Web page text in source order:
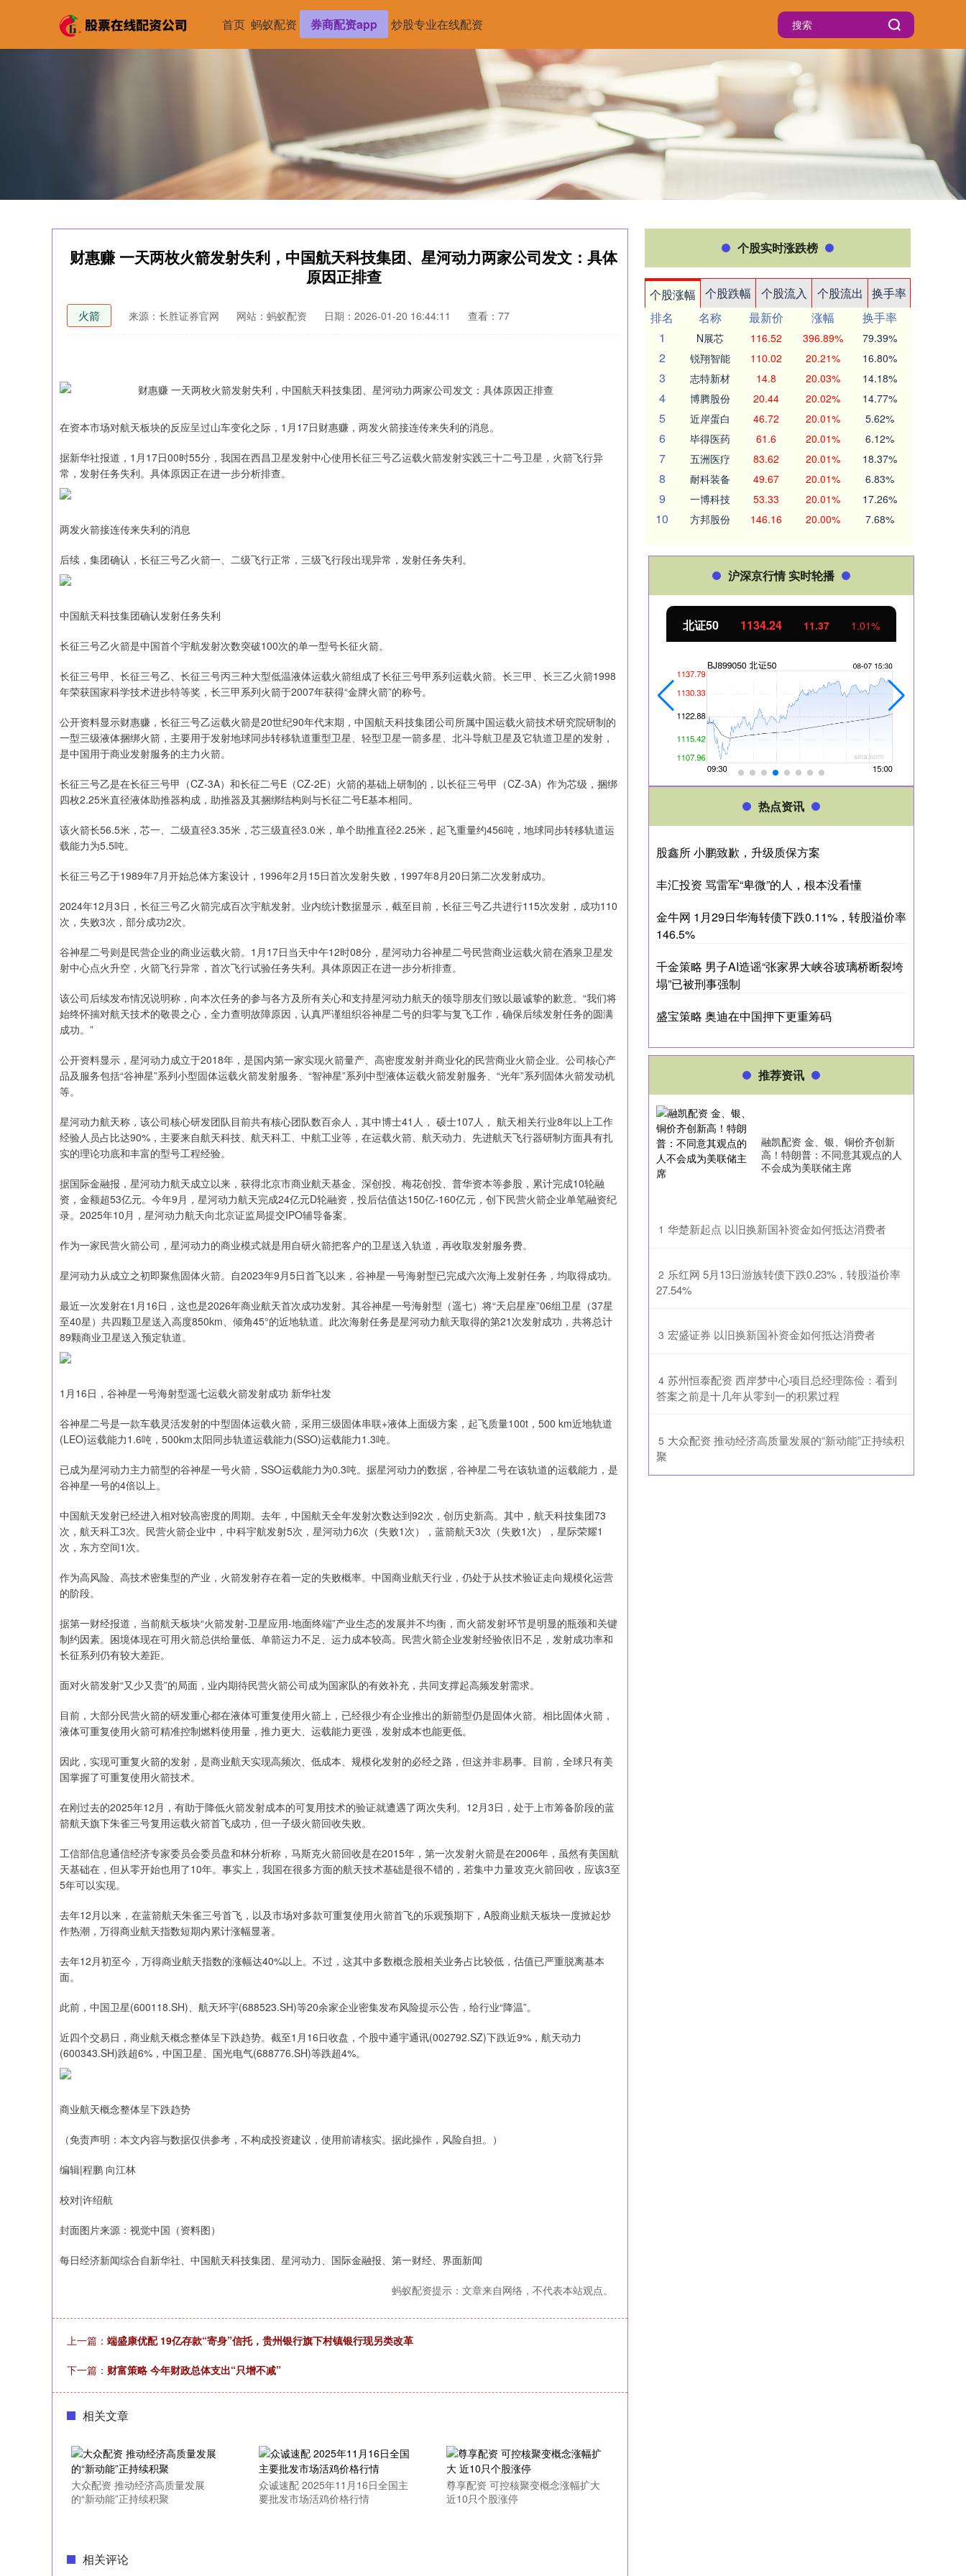
首页 蚂蚁配资 券商配资app 炒股专业在线配资
财惠赚 一天两枚火箭发射失利，中国航天科技集团、星河动力两家公司发文：具体
原因正排查
火箭 来源：长胜证券官网 网站：蚂蚁配资 日期：2026-01-20 16:44:11 查看：77
在资本市场对航天板块的反应呈过山车变化之际，1月17日财惠赚，两发火箭接连传来失利的消息。
据新华社报道，1月17日00时55分，我国在西昌卫星发射中心使用长征三号乙运载火箭发射实践三十二号卫星，火箭飞行异
常，发射任务失利。具体原因正在进一步分析排查。
两发火箭接连传来失利的消息
后续，集团确认，长征三号乙火箭一、二级飞行正常，三级飞行段出现异常，发射任务失利。
中国航天科技集团确认发射任务失利
长征三号乙火箭是中国首个宇航发射次数突破100次的单一型号长征火箭。
长征三号甲、长征三号乙、长征三号丙三种大型低温液体运载火箭组成了长征三号甲系列运载火箭。长三甲、长三乙火箭1998
年荣获国家科学技术进步特等奖，长三甲系列火箭于2007年获得“金牌火箭”的称号。
公开资料显示财惠赚，长征三号乙运载火箭是20世纪90年代末期，中国航天科技集团公司所属中国运载火箭技术研究院研制的
一型三级液体捆绑火箭，主要用于发射地球同步转移轨道重型卫星、轻型卫星一箭多星、北斗导航卫星及它轨道卫星的发射，
是中国用于商业发射服务的主力火箭。
长征三号乙是在长征三号甲（CZ-3A）和长征二号E（CZ-2E）火箭的基础上研制的，以长征三号甲（CZ-3A）作为芯级，捆绑
四枚2.25米直径液体助推器构成，助推器及其捆绑结构则与长征二号E基本相同。
该火箭长56.5米，芯一、二级直径3.35米，芯三级直径3.0米，单个助推直径2.25米，起飞重量约456吨，地球同步转移轨道运
载能力为5.5吨。
长征三号乙于1989年7月开始总体方案设计，1996年2月15日首次发射失败，1997年8月20日第二次发射成功。
2024年12月3日，长征三号乙火箭完成百次宇航发射。业内统计数据显示，截至目前，长征三号乙共进行115次发射，成功110
次，失败3次，部分成功2次。
谷神星二号则是民营企业的商业运载火箭。1月17日当天中午12时08分，星河动力谷神星二号民营商业运载火箭在酒泉卫星发
射中心点火升空，火箭飞行异常，首次飞行试验任务失利。具体原因正在进一步分析排查。
该公司后续发布情况说明称，向本次任务的参与各方及所有关心和支持星河动力航天的领导朋友们致以最诚挚的歉意。“我们将
始终怀揣对航天技术的敬畏之心，全力查明故障原因，认真严谨组织谷神星二号的归零与复飞工作，确保后续发射任务的圆满
成功。”
公开资料显示，星河动力成立于2018年，是国内第一家实现火箭量产、高密度发射并商业化的民营商业火箭企业。公司核心产
品及服务包括“谷神星”系列小型固体运载火箭发射服务、“智神星”系列中型液体运载火箭发射服务、“光年”系列固体火箭发动机
等。
星河动力航天称，该公司核心研发团队目前共有核心团队数百余人，其中博士41人， 硕士107人， 航天相关行业8年以上工作
经验人员占比达90%，主要来自航天科技、航天科工、中航工业等，在运载火箭、航天动力、先进航天飞行器研制方面具有扎
实的理论功底和丰富的型号工程经验。
据国际金融报，星河动力航天成立以来，获得北京市商业航天基金、深创投、梅花创投、普华资本等参股，累计完成10轮融
资，金额超53亿元。今年9月，星河动力航天完成24亿元D轮融资，投后估值达150亿-160亿元，创下民营火箭企业单笔融资纪
录。2025年10月，星河动力航天向北京证监局提交IPO辅导备案。
作为一家民营火箭公司，星河动力的商业模式就是用自研火箭把客户的卫星送入轨道，再收取发射服务费。
星河动力从成立之初即聚焦固体火箭。自2023年9月5日首飞以来，谷神星一号海射型已完成六次海上发射任务，均取得成功。
最近一次发射在1月16日，这也是2026年商业航天首次成功发射。其谷神星一号海射型（遥七）将“天启星座”06组卫星（37星
至40星）共四颗卫星送入高度850km、倾角45°的近地轨道。此次海射任务是星河动力航天取得的第21次发射成功，共将总计
89颗商业卫星送入预定轨道。
1月16日，谷神星一号海射型遥七运载火箭发射成功 新华社发
谷神星二号是一款车载灵活发射的中型固体运载火箭，采用三级固体串联+液体上面级方案，起飞质量100t，500 km近地轨道
(LEO)运载能力1.6吨，500km太阳同步轨道运载能力(SSO)运载能力1.3吨。
已成为星河动力主力箭型的谷神星一号火箭，SSO运载能力为0.3吨。据星河动力的数据，谷神星二号在该轨道的运载能力，是
谷神星一号的4倍以上。
中国航天发射已经进入相对较高密度的周期。去年，中国航天全年发射次数达到92次，创历史新高。其中，航天科技集团73
次，航天科工3次。民营火箭企业中，中科宇航发射5次，星河动力6次（失败1次），蓝箭航天3次（失败1次），星际荣耀1
次，东方空间1次。
作为高风险、高技术密集型的产业，火箭发射存在着一定的失败概率。中国商业航天行业，仍处于从技术验证走向规模化运营
的阶段。
据第一财经报道，当前航天板块“火箭发射-卫星应用-地面终端”产业生态的发展并不均衡，而火箭发射环节是明显的瓶颈和关键
制约因素。困境体现在可用火箭总供给量低、单箭运力不足、运力成本较高。民营火箭企业发射经验依旧不足，发射成功率和
长征系列仍有较大差距。
面对火箭发射“又少又贵”的局面，业内期待民营火箭公司成为国家队的有效补充，共同支撑起高频发射需求。
目前，大部分民营火箭的研发重心都在液体可重复使用火箭上，已经很少有企业推出的新箭型仍是固体火箭。相比固体火箭，
液体可重复使用火箭可精准控制燃料使用量，推力更大、运载能力更强，发射成本也能更低。
因此，实现可重复火箭的发射，是商业航天实现高频次、低成本、规模化发射的必经之路，但这并非易事。目前，全球只有美
国掌握了可重复使用火箭技术。
在刚过去的2025年12月，有助于降低火箭发射成本的可复用技术的验证就遭遇了两次失利。12月3日，处于上市筹备阶段的蓝
箭航天旗下朱雀三号复用运载火箭首飞成功，但一子级火箭回收失败。
工信部信息通信经济专家委员会委员盘和林分析称，马斯克火箭回收是在2015年，第一次发射火箭是在2006年，虽然有美国航
天基础在，但从零开始也用了10年。事实上，我国在很多方面的航天技术基础是很不错的，若集中力量攻克火箭回收，应该3至
5年可以实现。
去年12月以来，在蓝箭航天朱雀三号首飞，以及市场对多款可重复使用火箭首飞的乐观预期下，A股商业航天板块一度掀起炒
作热潮，万得商业航天指数短期内累计涨幅显著。
去年12月初至今，万得商业航天指数的涨幅达40%以上。不过，这其中多数概念股相关业务占比较低，估值已严重脱离基本
面。
此前，中国卫星(600118.SH)、航天环宇(688523.SH)等20余家企业密集发布风险提示公告，给行业“降温”。
近四个交易日，商业航天概念整体呈下跌趋势。截至1月16日收盘，个股中通宇通讯(002792.SZ)下跌近9%，航天动力
(600343.SH)跌超6%，中国卫星、国光电气(688776.SH)等跌超4%。
商业航天概念整体呈下跌趋势
（免责声明：本文内容与数据仅供参考，不构成投资建议，使用前请核实。据此操作，风险自担。）
编辑|程鹏 向江林
校对|许绍航
封面图片来源：视觉中国（资料图）
每日经济新闻综合自新华社、中国航天科技集团、星河动力、国际金融报、第一财经、界面新闻
蚂蚁配资提示：文章来自网络，不代表本站观点。
上一篇： 端盛康优配 19亿存款“寄身”信托，贵州银行旗下村镇银行现另类改革
下一篇： 财富策略 今年财政总体支出“只增不减”
相关文章
大众配资 推动经济高质量发展
的“新动能”正持续积聚
众诚速配 2025年11月16日全国主
要批发市场活鸡价格行情
尊享配资 可控核聚变概念涨幅扩大
近10只个股涨停
相关评论
个股实时涨跌榜
个股涨幅 个股跌幅 个股流入 个股流出
换手率
排名
名称 最新价 涨幅
换手率
1
N展芯 116.52 396.89% 79.39%
2 锐翔智能 110.02 20.21% 16.80%
3 志特新材 14.8 20.03% 14.18%
4 博腾股份 20.44 20.02% 14.77%
5 近岸蛋白 46.72 20.01% 5.62%
6 毕得医药 61.6 20.01% 6.12%
7 五洲医疗 83.62 20.01% 18.37%
8 耐科装备 49.67 20.01% 6.83%
9 一博科技 53.33 20.01% 17.26%
10 方邦股份 146.16 20.00% 7.68%
沪深京行情 实时轮播
1.02% 深证成指 14311.01 北证50 1134.24 11.37 1.01%
热点资讯
股鑫所 小鹏致歉，升级质保方案
丰汇投资 骂雷军“卑微”的人，根本没看懂
金牛网 1月29日华海转债下跌0.11%，转股溢价率
146.5%
千金策略 男子AI造谣“张家界大峡谷玻璃桥断裂垮
塌”已被刑事强制
盛宝策略 奥迪在中国押下更重筹码
推荐资讯
融凯配资 金、银、铜价齐创新
高！特朗普：不同意其观点的人
不会成为美联储主席
1 ​华楚新起点 以旧换新国补资金如何抵达消费者
2 ​乐红网 5月13日游族转债下跌0.23%，转股溢价率
27.54%
3 ​宏盛证券 以旧换新国补资金如何抵达消费者
4 ​苏州恒泰配资 西岸梦中心项目总经理陈俭：看到
答案之前是十几年从零到一的积累过程
5 ​大众配资 推动经济高质量发展的“新动能”正持续积
聚